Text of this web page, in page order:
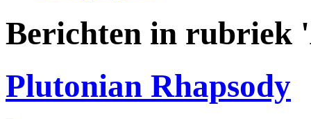
Berichten in rubriek
Plutonian Rhapsody